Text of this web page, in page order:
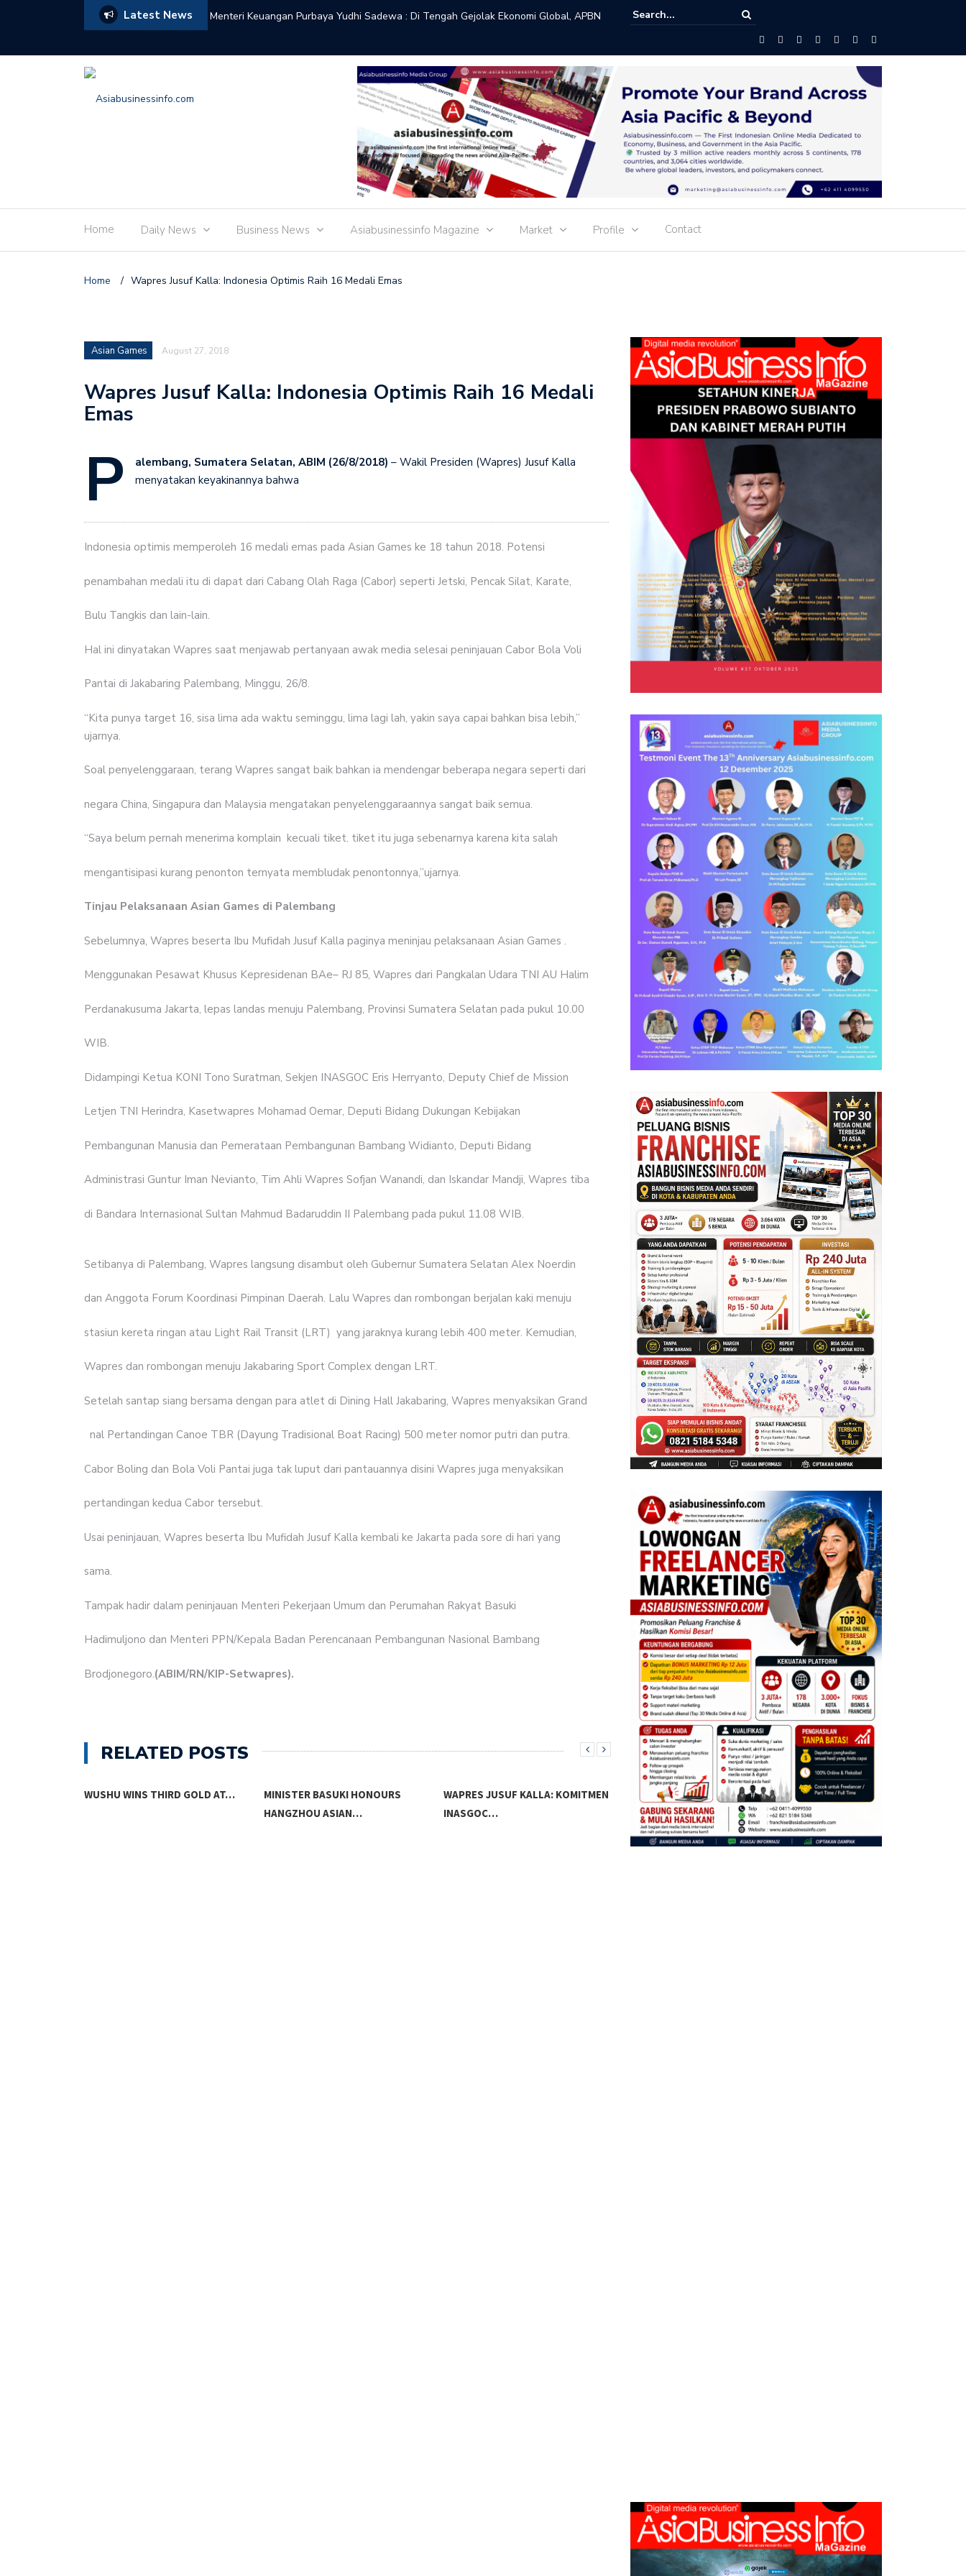
Latest News
Terima Laporan Perkembangan
Menteri Keuangan Purbaya Yudhi Sadewa : Di Tengah Gejolak Ekonomi Global, APBN
Menteri Perdagangan Busan : Kinerja Ekspor Menguat, Surplus Nonmigas Tetap
Home Daily News Business News Asiabusinessinfo Magazine Market Profile Contact
Home / Wapres Jusuf Kalla: Indonesia Optimis Raih 16 Medali Emas
Asian Games August 27, 2018
Wapres Jusuf Kalla: Indonesia Optimis Raih 16 Medali
Emas
P alembang, Sumatera Selatan, ABIM (26/8/2018) – Wakil Presiden (Wapres) Jusuf Kalla
menyatakan keyakinannya bahwa
Indonesia optimis memperoleh 16 medali emas pada Asian Games ke 18 tahun 2018. Potensi
penambahan medali itu di dapat dari Cabang Olah Raga (Cabor) seperti Jetski, Pencak Silat, Karate,
Bulu Tangkis dan lain-lain.
Hal ini dinyatakan Wapres saat menjawab pertanyaan awak media selesai peninjauan Cabor Bola Voli
Pantai di Jakabaring Palembang, Minggu, 26/8.
“Kita punya target 16, sisa lima ada waktu seminggu, lima lagi lah, yakin saya capai bahkan bisa lebih,”
ujarnya.
Soal penyelenggaraan, terang Wapres sangat baik bahkan ia mendengar beberapa negara seperti dari
negara China, Singapura dan Malaysia mengatakan penyelenggaraannya sangat baik semua.
“Saya belum pernah menerima komplain kecuali tiket. tiket itu juga sebenarnya karena kita salah
mengantisipasi kurang penonton ternyata membludak penontonnya,”ujarnya.
Tinjau Pelaksanaan Asian Games di Palembang
Sebelumnya, Wapres beserta Ibu Mufidah Jusuf Kalla paginya meninjau pelaksanaan Asian Games .
Menggunakan Pesawat Khusus Kepresidenan BAe– RJ 85, Wapres dari Pangkalan Udara TNI AU Halim
Perdanakusuma Jakarta, lepas landas menuju Palembang, Provinsi Sumatera Selatan pada pukul 10.00
WIB.
Didampingi Ketua KONI Tono Suratman, Sekjen INASGOC Eris Herryanto, Deputy Chief de Mission
Letjen TNI Herindra, Kasetwapres Mohamad Oemar, Deputi Bidang Dukungan Kebijakan
Pembangunan Manusia dan Pemerataan Pembangunan Bambang Widianto, Deputi Bidang
Administrasi Guntur Iman Nevianto, Tim Ahli Wapres Sofjan Wanandi, dan Iskandar Mandji, Wapres tiba
di Bandara Internasional Sultan Mahmud Badaruddin II Palembang pada pukul 11.08 WIB.
Setibanya di Palembang, Wapres langsung disambut oleh Gubernur Sumatera Selatan Alex Noerdin
dan Anggota Forum Koordinasi Pimpinan Daerah. Lalu Wapres dan rombongan berjalan kaki menuju
stasiun kereta ringan atau Light Rail Transit (LRT) yang jaraknya kurang lebih 400 meter. Kemudian,
Wapres dan rombongan menuju Jakabaring Sport Complex dengan LRT.
Setelah santap siang bersama dengan para atlet di Dining Hall Jakabaring, Wapres menyaksikan Grand
nal Pertandingan Canoe TBR (Dayung Tradisional Boat Racing) 500 meter nomor putri dan putra.
Cabor Boling dan Bola Voli Pantai juga tak luput dari pantauannya disini Wapres juga menyaksikan
pertandingan kedua Cabor tersebut.
Usai peninjauan, Wapres beserta Ibu Mufidah Jusuf Kalla kembali ke Jakarta pada sore di hari yang
sama.
Tampak hadir dalam peninjauan Menteri Pekerjaan Umum dan Perumahan Rakyat Basuki
Hadimuljono dan Menteri PPN/Kepala Badan Perencanaan Pembangunan Nasional Bambang
Brodjonegoro.(ABIM/RN/KIP-Setwapres).
RELATED POSTS
MINISTER BASUKI HONOURS
WAPRES JUSUF KALLA: KOMITMEN
INASGOC…